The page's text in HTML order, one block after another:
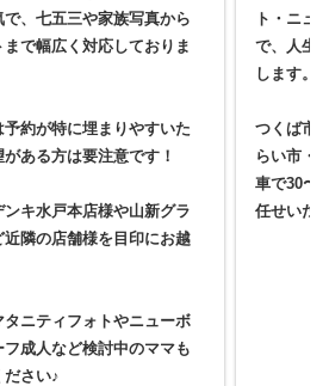
、七五三や家族写真から
で幅広く対応しておりま
約が特に埋まりやすいた
ある方は要注意です！
キ水戸本店様や山新グラ
隣の店舗様を目印にお越
ニティフォトやニューボ
成人など検討中のママも
ださい♪
ト・ニュ
で、人生
します。
つくば市
らい市・
車で30〜
任せいた